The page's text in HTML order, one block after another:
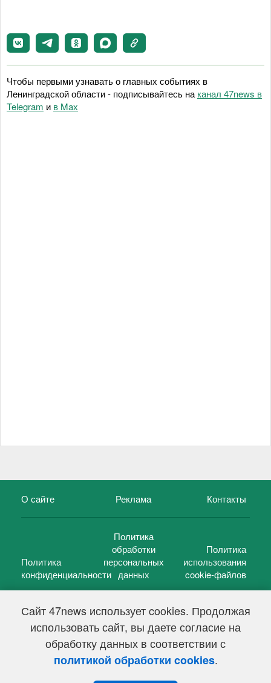
Сайт 47news использует cookies. Продолжая
использовать сайт, вы даете согласие на
обработку данных в соответствии с
политикой обработки cookies.
Чтобы первыми узнавать о главных событиях в
Ленинградской области - подписывайтесь на канал 47news в
Telegram и в Maх
О сайте Реклама Контакты
Политика
конфиденциальности
Политика
обработки
персональных
данных
Политика
использования
cookie-файлов
47 новостей (47 news)2005 — 2026 г.
Свидетельство о регистрации СМИ Эл № ФС 77-39848, выдано
Федеральной службой по надзору в сфере связи,
информационных технологий и массовых коммуникаций